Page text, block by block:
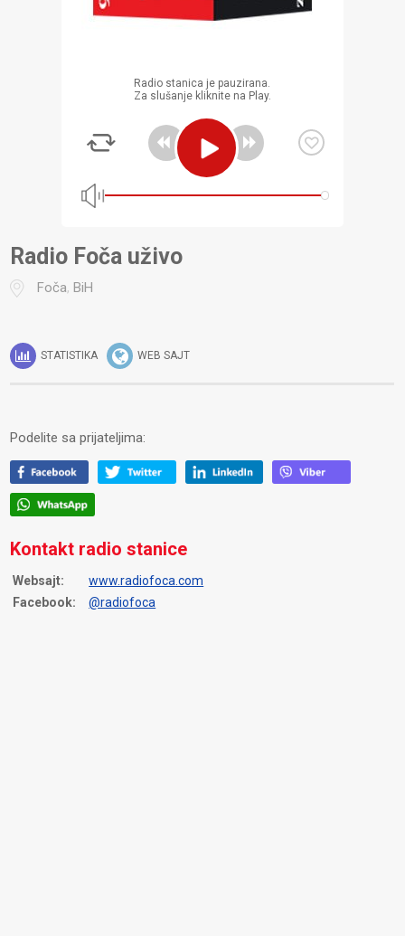
Radio stanica je pauzirana.
Za slušanje kliknite na Play.
Radio Foča uživo
Foča,BiH
STATISTIKA WEB SAJT
Podelite sa prijateljima:
Kontakt radio stanice
Websajt:
www.radiofoca.com
Facebook:
@radiofoca